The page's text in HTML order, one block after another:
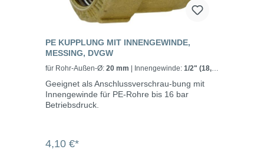
PE KUPPLUNG MIT INNENGEWINDE,
MESSING, DVGW
für Rohr-Außen-Ø: 20 mm | Innengewinde: 1/2" (18,7
Geeignet als Anschlussverschrau-bung mit
Innengewinde für PE-Rohre bis 16 bar
Betriebsdruck.
4,10 €*